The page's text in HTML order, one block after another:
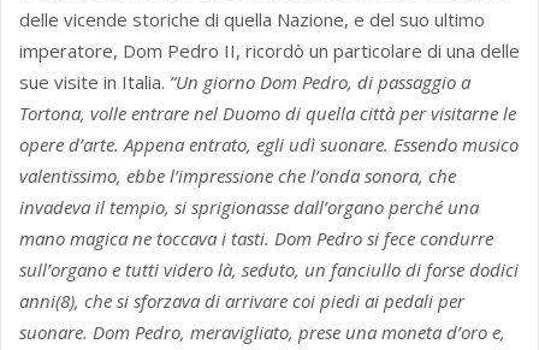
delle vicende storiche di quella Nazione, e del suo ultimo
imperatore, Dom Pedro II, ricordò un particolare di una delle
sue visite in Italia. “Un giorno Dom Pedro, di passaggio a
Tortona, volle entrare nel Duomo di quella città per visitarne le
opere d’arte. Appena entrato, egli udì suonare. Essendo musico
valentissimo, ebbe l’impressione che l’onda sonora, che
invadeva il tempio, si sprigionasse dall’organo perché una
mano magica ne toccava i tasti. Dom Pedro si fece condurre
sull’organo e tutti videro là, seduto, un fanciullo di forse dodici
anni(8), che si sforzava di arrivare coi piedi ai pedali per
suonare. Dom Pedro, meravigliato, prese una moneta d’oro e,